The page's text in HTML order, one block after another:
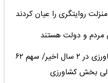
روایتگری را عیان کردند
مردم و دولت هستند
رشد ۳ برابری منابع بانک کشاورزی در ۲ سال اخیر/ سهم ۶۲
بخش کشاورزی